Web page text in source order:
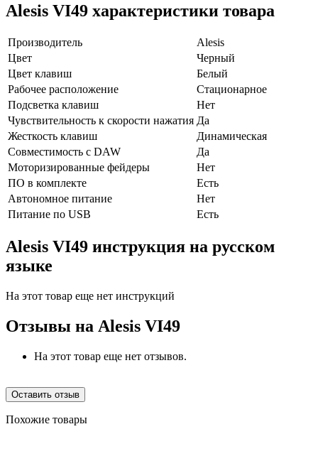
Alesis VI49 характеристики товара
Производитель
Alesis
Цвет
Черный
Цвет клавиш
Белый
Рабочее расположение
Стационарное
Подсветка клавиш
Нет
Чувствительность к скорости нажатия Да
Жесткость клавиш
Динамическая
Совместимость с DAW
Да
Моторизированные фейдеры
Нет
ПО в комплекте
Есть
Автономное питание
Нет
Питание по USB
Есть
Alesis VI49 инструкция на русском
языке
На этот товар еще нет инструкций
Отзывы на Alesis VI49
На этот товар еще нет отзывов.
Оставить отзыв
Похожие товары